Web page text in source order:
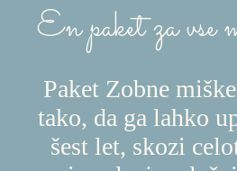
En paket za vse
Paket Zobne
tako, da ga lahko
šest let, skozi